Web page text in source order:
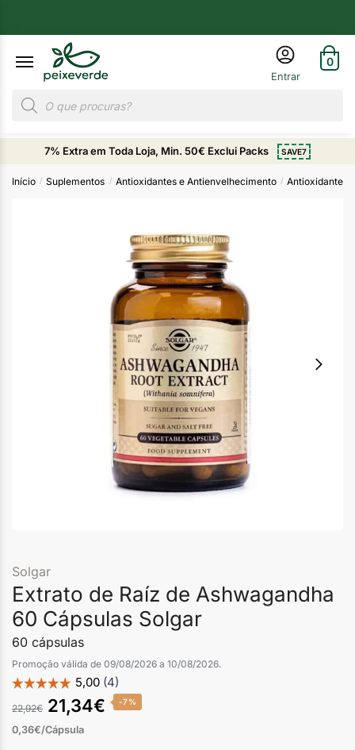
0
7% Extra em Toda Loja, Min. 50€ Exclui Packs SAVE7
Início / Suplementos / Antioxidantes e Antienvelhecimento / Antioxidantes
Solgar
Extrato de Raíz de Ashwagandha
60 Cápsulas Solgar
60 cápsulas
Promoção válida de 09/08/2026 a 10/08/2026.
22,92€ 21,34€
0,36€/Cápsula
-7%